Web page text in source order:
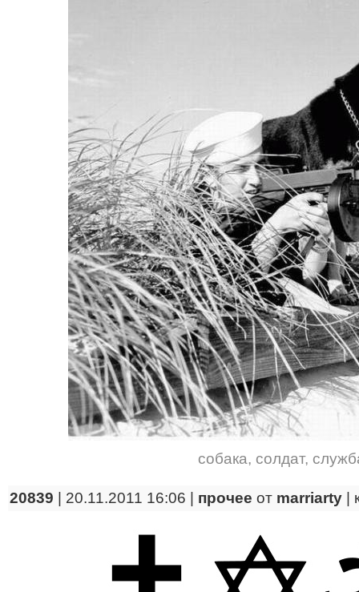
собака, солдат,
20839 | 20.11.2011 16:06 | прочее от marriarty